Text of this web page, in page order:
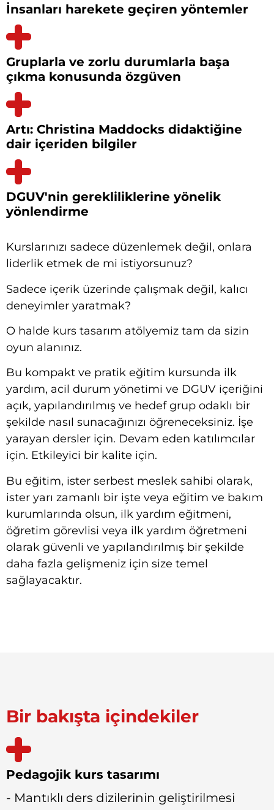
İnsanları harekete geçiren yöntemler
Gruplarla ve zorlu durumlarla başa
çıkma konusunda özgüven
Artı: Christina Maddocks didaktiğine
dair içeriden bilgiler
DGUV'nin gerekliliklerine yönelik
yönlendirme
Kurslarınızı sadece düzenlemek değil, onlara
liderlik etmek de mi istiyorsunuz?
Sadece içerik üzerinde çalışmak değil, kalıcı
deneyimler yaratmak?
O halde kurs tasarım atölyemiz tam da sizin
oyun alanınız.
Bu kompakt ve pratik eğitim kursunda ilk
yardım, acil durum yönetimi ve DGUV içeriğini
açık, yapılandırılmış ve hedef grup odaklı bir
şekilde nasıl sunacağınızı öğreneceksiniz. İşe
yarayan dersler için. Devam eden katılımcılar
için. Etkileyici bir kalite için.
Bu eğitim, ister serbest meslek sahibi olarak,
ister yarı zamanlı bir işte veya eğitim ve bakım
kurumlarında olsun, ilk yardım eğitmeni,
öğretim görevlisi veya ilk yardım öğretmeni
olarak güvenli ve yapılandırılmış bir şekilde
daha fazla gelişmeniz için size temel
sağlayacaktır.
Bir bakışta içindekiler
Pedagojik kurs tasarımı
- Mantıklı ders dizilerinin geliştirilmesi